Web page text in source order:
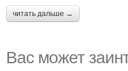
читать дальше →
Вас может